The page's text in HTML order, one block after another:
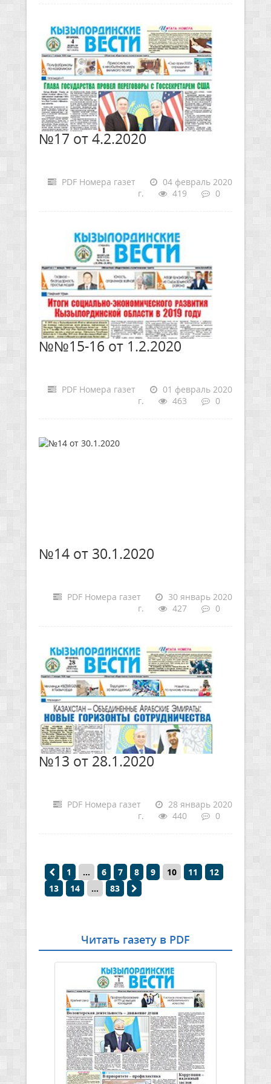
№17 от 4.2.2020
PDF Номера газет
04 февраль 2020
г.
419 0
№№15-16 от 1.2.2020
PDF Номера газет
01 февраль 2020
г.
463 0
№14 от 30.1.2020
PDF Номера газет
30 январь 2020
г.
427 0
№13 от 28.1.2020
PDF Номера газет
28 январь 2020
г.
440 0
1 ... 6 7 8 9 10 11
12
13
14 ... 83
Читать газету в PDF